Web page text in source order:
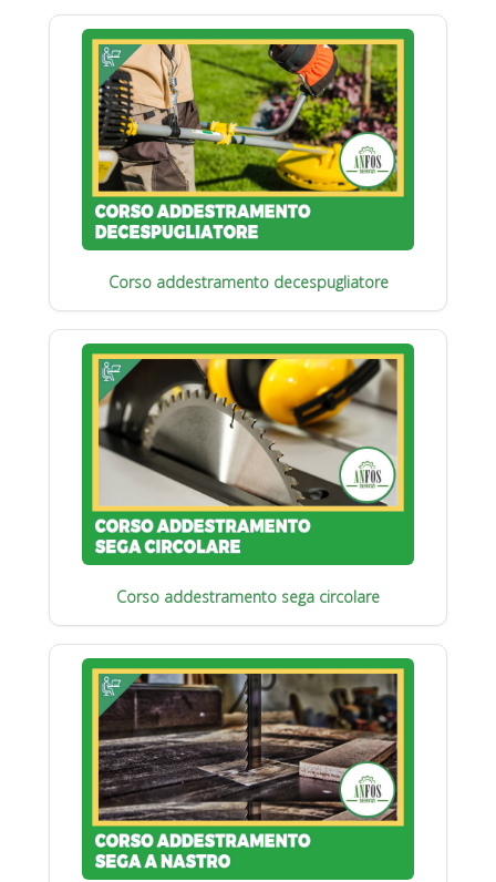
Corso addestramento decespugliatore
Corso addestramento sega circolare